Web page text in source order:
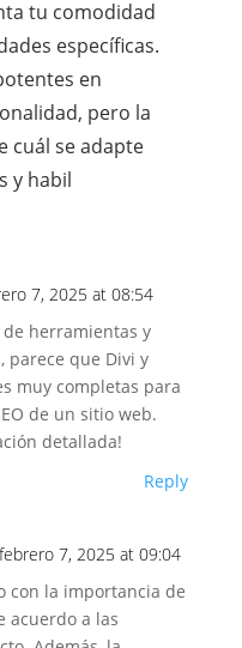
tu comodidad
específicas.
en
pero la
cuál se adapte
y habil
7, 2025 at 08:54
herramientas y
parece que Divi y
muy completas para
de un sitio web.
detallada!
Reply
7, 2025 at 09:04
con la importancia de
acuerdo a las